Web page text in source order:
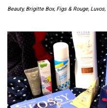
Beauty, Brigitte Box, Figs & Rouge, Luvos,